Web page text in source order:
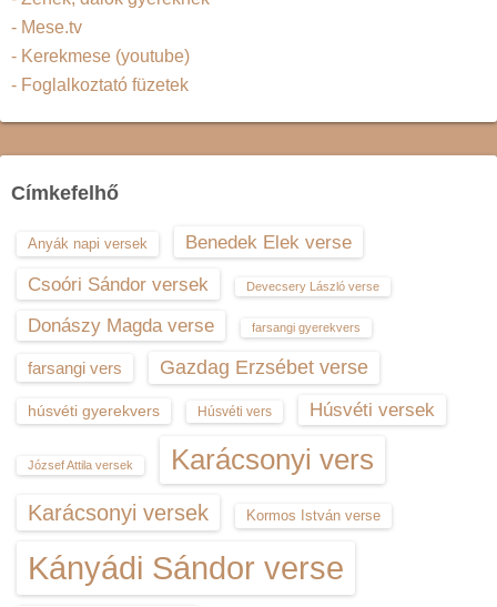
- Mese.tv
- Kerekmese (youtube)
- Foglalkoztató füzetek
Címkefelhő
Anyák napi versek
Benedek Elek verse
Csoóri Sándor versek
Devecsery László verse
Donászy Magda verse farsangi gyerekvers
farsangi vers Gazdag Erzsébet verse
húsvéti gyerekvers Húsvéti vers Húsvéti versek
József Attila versek Karácsonyi vers
Karácsonyi versek Kormos István verse
Kányádi Sándor verse